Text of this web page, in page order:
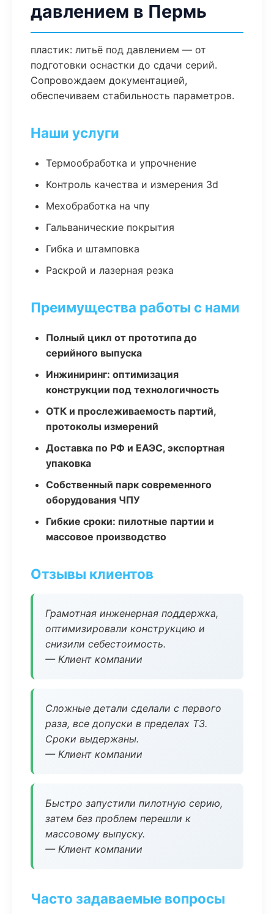
давлением в Пермь
пластик: литьё под давлением — от
подготовки оснастки до сдачи серий.
Сопровождаем документацией,
обеспечиваем стабильность параметров.
Наши услуги
Термообработка и упрочнение
Контроль качества и измерения 3d
Мехобработка на чпу
Гальванические покрытия
Гибка и штамповка
Раскрой и лазерная резка
Преимущества работы с нами
Полный цикл от прототипа до
серийного выпуска
Инжиниринг: оптимизация
конструкции под технологичность
ОТК и прослеживаемость партий,
протоколы измерений
Доставка по РФ и ЕАЭС, экспортная
упаковка
Собственный парк современного
оборудования ЧПУ
Гибкие сроки: пилотные партии и
массовое производство
Отзывы клиентов
Грамотная инженерная поддержка,
оптимизировали конструкцию и
снизили себестоимость.
— Клиент компании
Сложные детали сделали с первого
раза, все допуски в пределах ТЗ.
Сроки выдержаны.
— Клиент компании
Быстро запустили пилотную серию,
затем без проблем перешли к
массовому выпуску.
— Клиент компании
Часто задаваемые вопросы